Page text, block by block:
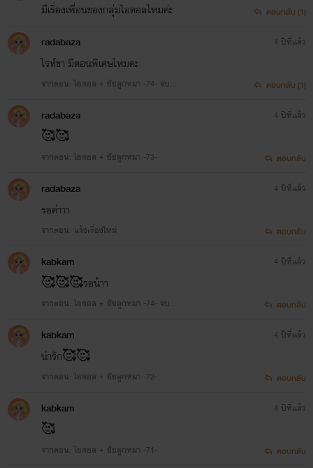
มีเรื่องเพื่อนของกลุ่มไอดอลไหมค่ะ
ตอบกลับ (1)
radabaza
ไรท์ขา มีตอนพิเศษไหมคะ
จากตอน: ไอดอล + ยัยลูกหมา -74- จบ...
4 ปีที่แล้ว
ตอบกลับ (1)
radabaza
🥰🥰
จากตอน: ไอดอล + ยัยลูกหมา -73-
4 ปีที่แล้ว
ตอบกลับ
radabaza
รอค่าาา
จากตอน: แจ้งเรื่องใหม่
4 ปีที่แล้ว
ตอบกลับ
kabkam
🥰🥰🥰รอน้าา
จากตอน: ไอดอล + ยัยลูกหมา -74- จบ...
4 ปีที่แล้ว
ตอบกลับ
kabkam
น่ารัก🥰🥰
จากตอน: ไอดอล + ยัยลูกหมา -72-
4 ปีที่แล้ว
ตอบกลับ
kabkam
🥰
จากตอน: ไอดอล + ยัยลูกหมา -71-
4 ปีที่แล้ว
ตอบกลับ